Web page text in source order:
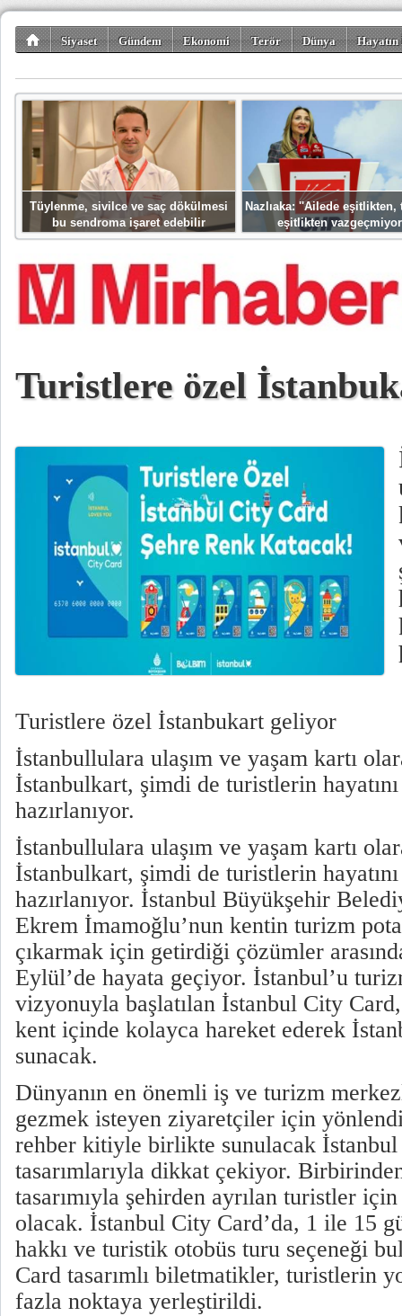
Siyaset Gündem Ekonomi Terör Dünya
Tüylenme, sivilce ve saç dökülmesi
bu sendroma işaret edebilir
Nazlıaka: ''Ailede eşitlikten,
eşitlikten
Turistlere özel
Turistlere özel İstanbukart geliyor
İstanbullulara ulaşım ve yaşam kartı
İstanbulkart, şimdi de turistlerin
hazırlanıyor.
İstanbullulara ulaşım ve yaşam kartı
İstanbulkart, şimdi de turistlerin
hazırlanıyor. İstanbul Büyükşehir
Ekrem İmamoğlu’nun kentin turizm
çıkarmak için getirdiği çözümler
Eylül’de hayata geçiyor. İstanbul’u
vizyonuyla başlatılan İstanbul City
kent içinde kolayca hareket ederek
sunacak.
Dünyanın en önemli iş ve turizm
gezmek isteyen ziyaretçiler için
rehber kitiyle birlikte sunulacak İstanbul
tasarımlarıyla dikkat çekiyor.
tasarımıyla şehirden ayrılan turistler
olacak. İstanbul City Card’da, 1 ile 15
hakkı ve turistik otobüs turu seçeneği
Card tasarımlı biletmatikler, turistlerin
fazla noktaya yerleştirildi.